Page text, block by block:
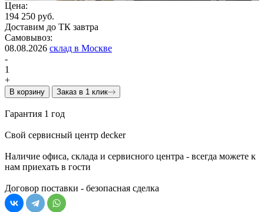
Цена:
194 250 руб.
Доставим до ТК завтра
Самовывоз:
08.08.2026 склад в Москве
-
1
+
В корзину Заказ в 1 клик
Гарантия 1 год
Свой сервисный центр decker
Наличие офиса, склада и сервисного центра - всегда можете к
нам приехать в гости
Договор поставки - безопасная сделка